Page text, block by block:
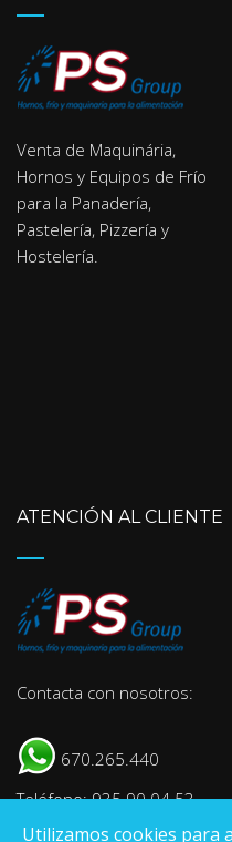
Venta de Maquinária,
Hornos y Equipos de Frío
para la Panadería,
Pastelería, Pizzería y
Hostelería.
ATENCIÓN AL CLIENTE
Contacta con nosotros:
670.265.440
Teléfono: 935 90 04 53
Utilizamos cookies para